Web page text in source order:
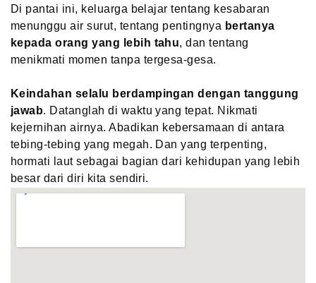
Di pantai ini, keluarga belajar tentang kesabaran
menunggu air surut, tentang pentingnya bertanya
kepada orang yang lebih tahu, dan tentang
menikmati momen tanpa tergesa-gesa.
Keindahan selalu berdampingan dengan tanggung
jawab. Datanglah di waktu yang tepat. Nikmati
kejernihan airnya. Abadikan kebersamaan di antara
tebing-tebing yang megah. Dan yang terpenting,
hormati laut sebagai bagian dari kehidupan yang lebih
besar dari diri kita sendiri.